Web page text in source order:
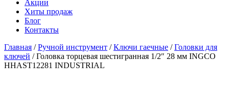
Акции
Хиты продаж
Блог
Контакты
Главная /Ручной инструмент /Ключи гаечные /Головки для
ключей / Головка торцевая шестигранная 1/2″ 28 мм INGCO
HHAST12281 INDUSTRIAL